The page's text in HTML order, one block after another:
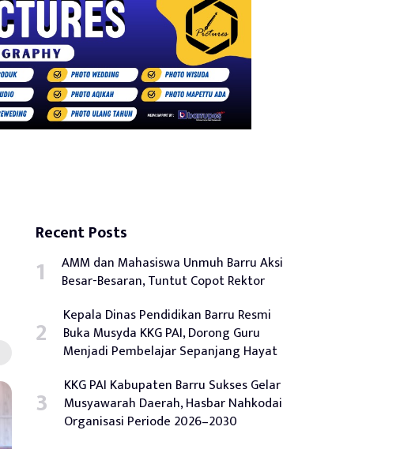
Recent Posts
AMM dan Mahasiswa Unmuh Barru Aksi
Besar-Besaran, Tuntut Copot Rektor
Kepala Dinas Pendidikan Barru Resmi
Buka Musyda KKG PAI, Dorong Guru
Menjadi Pembelajar Sepanjang Hayat
KKG PAI Kabupaten Barru Sukses Gelar
Musyawarah Daerah, Hasbar Nahkodai
Organisasi Periode 2026–2030